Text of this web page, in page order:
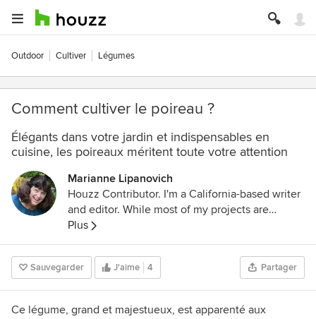
Outdoor Cultiver Légumes
Comment cultiver le poireau ?
Élégants dans votre jardin et indispensables en
cuisine, les poireaux méritent toute votre attention
Marianne Lipanovich
Houzz Contributor. I'm a California-based writer
and editor. While most of my projects are
garden-based, you might also find me writing
about home projects and classical music. Away
from the computer, I'm found in the garden
(naturally), on my bike, or ice-skating outdoors
(yes, that is possible in California). I'm also
willing to taste-test anything that's chocolate.
Plus
Sauvegarder J'aime 4 Partager
Ce légume, grand et majestueux, est apparenté aux